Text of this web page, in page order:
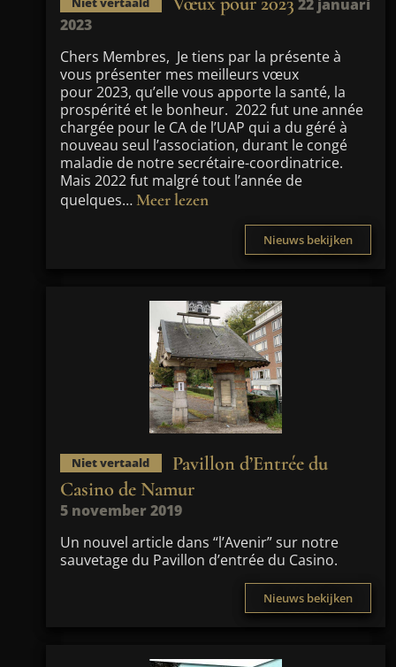
22 januari
2023
Chers Membres, Je tiens par la présente à
vous présenter mes meilleurs vœux
pour 2023, qu’elle vous apporte la santé, la
prospérité et le bonheur. 2022 fut une année
chargée pour le CA de l’UAP qui a du géré à
nouveau seul l’association, durant le congé
maladie de notre secrétaire-coordinatrice.
Mais 2022 fut malgré tout l’année de
quelques…Meer lezen
Nieuws bekijken
Niet vertaald
Pavillon d’Entrée du
Casino de Namur
5 november 2019
Un nouvel article dans “l’Avenir” sur notre
sauvetage du Pavillon d’entrée du Casino.
Nieuws bekijken